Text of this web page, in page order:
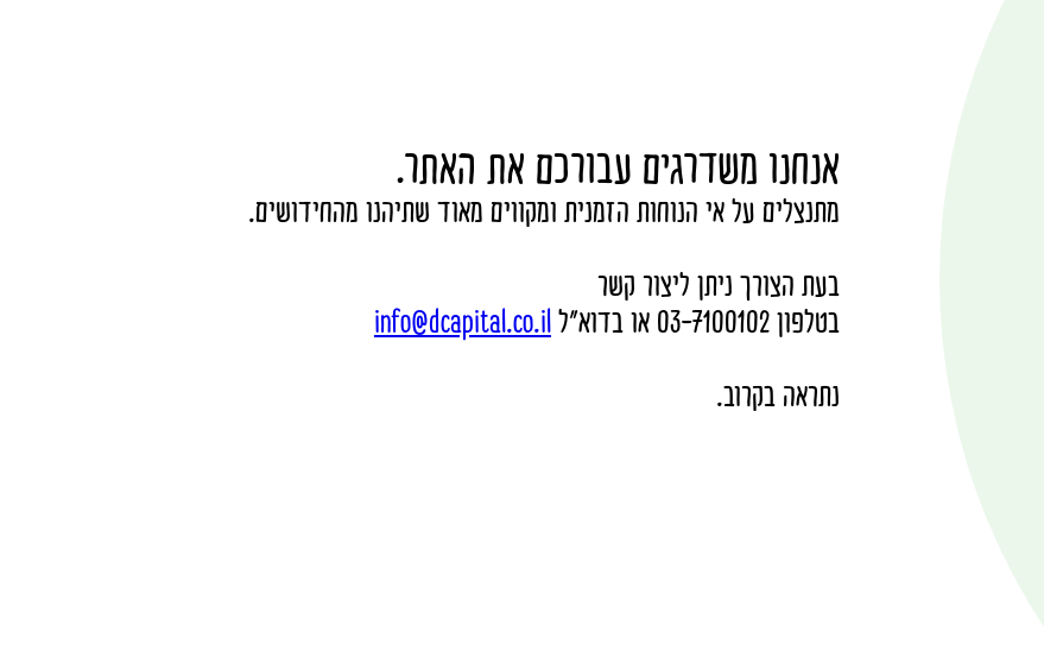
אנחנו משדרגים עבורכם את האתר.
מתנצלים על אי הנוחות הזמנית ומקווים מאוד שתיהנו מהחידושים.
בעת הצורך ניתן ליצור קשר
בטלפון 03-7100102 או בדוא"ל
info@dcapital.co.il
נתראה בקרוב.